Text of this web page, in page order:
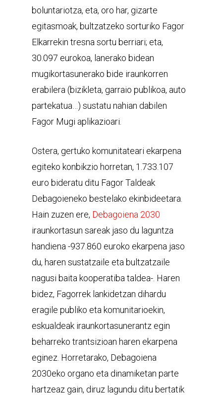
boluntariotza, eta, oro har, gizarte
egitasmoak, bultzatzeko sorturiko Fagor
Elkarrekin tresna sortu berriari; eta,
30.097 eurokoa, lanerako bidean
mugikortasunerako bide iraunkorren
erabilera (bizikleta, garraio publikoa, auto
partekatua…) sustatu nahian dabilen
Fagor Mugi aplikazioari.
Ostera, gertuko komunitateari ekarpena
egiteko konbikzio horretan, 1.733.107
euro bideratu ditu Fagor Taldeak
Debagoieneko bestelako ekinbideetara.
Hain zuzen ere, Debagoiena 2030
iraunkortasun sareak jaso du laguntza
handiena -937.860 euroko ekarpena jaso
du, haren sustatzaile eta bultzatzaile
nagusi baita kooperatiba taldea-. Haren
bidez, Fagorrek lankidetzan dihardu
eragile publiko eta komunitarioekin,
eskualdeak iraunkortasunerantz egin
beharreko trantsizioan haren ekarpena
eginez. Horretarako, Debagoiena
2030eko organo eta dinamiketan parte
hartzeaz gain, diruz lagundu ditu bertatik